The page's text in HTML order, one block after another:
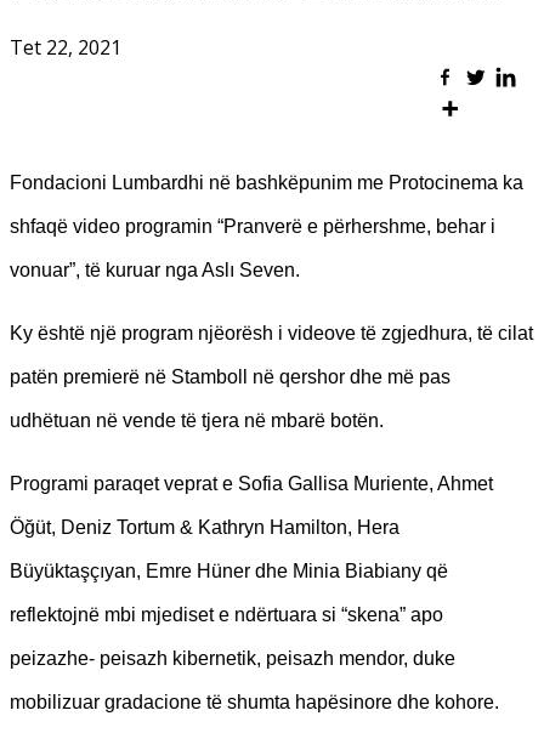
Tet 22, 2021
Fondacioni Lumbardhi në bashkëpunim me Protocinema ka
shfaqë video programin “Pranverë e përhershme, behar i
vonuar”, të kuruar nga Aslı Seven.
Ky është një program njëorësh i videove të zgjedhura, të cilat
patën premierë në Stamboll në qershor dhe më pas
udhëtuan në vende të tjera në mbarë botën.
Programi paraqet veprat e Sofia Gallisa Muriente, Ahmet
Öğüt, Deniz Tortum & Kathryn Hamilton, Hera
Büyüktaşçıyan, Emre Hüner dhe Minia Biabiany që
reflektojnë mbi mjediset e ndërtuara si “skena” apo
peizazhe- peisazh kibernetik, peisazh mendor, duke
mobilizuar gradacione të shumta hapësinore dhe kohore.